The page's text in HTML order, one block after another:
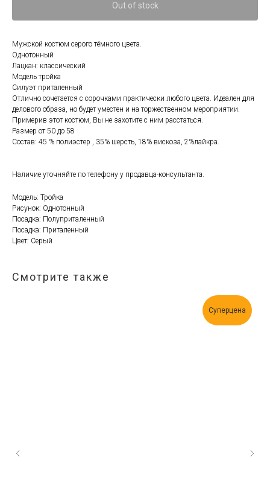
Out of stock
Мужской костюм серого тёмного цвета.
Однотонный
Лацкан: классический
Модель тройка
Силуэт приталенный
Отлично сочетается с сорочками практически любого цвета. Идеален для
делового образа, но будет уместен и на торжественном мероприятии.
Примерив этот костюм, Вы не захотите с ним расстаться.
Размер от 50 до 58
Состав: 45 % полиэстер , 35% шерсть, 18% вискоза, 2%лайкра.
Наличие уточняйте по телефону у продавца-консультанта.
Модель: Тройка
Рисунок: Однотонный
Посадка: Полуприталенный
Посадка: Приталенный
Цвет: Серый
Смотрите также
Суперцена